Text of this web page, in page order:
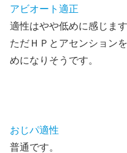
アビオート適正
適性はやや低めに感じます
ただＨＰとアセンション
めになりそうです。
おじパ適性
普通です。